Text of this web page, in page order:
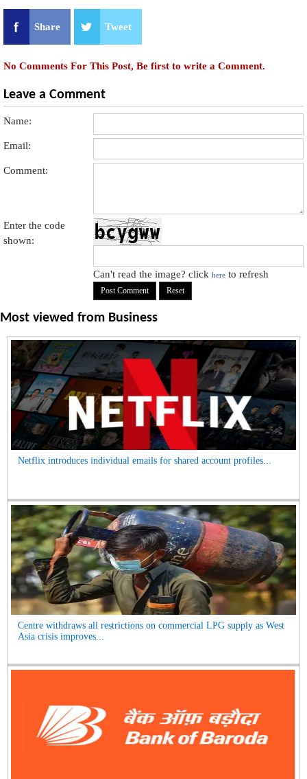
Share Tweet
No Comments For This Post, Be first to write a Comment.
Leave a Comment
Name:
Email:
Comment:
Enter the code
shown:
Can't read the image? clickhere to refresh
Most viewed from Business
Netflix introduces individual emails for shared account profiles...
Centre withdraws all restrictions on commercial LPG supply as West
Asia crisis improves...